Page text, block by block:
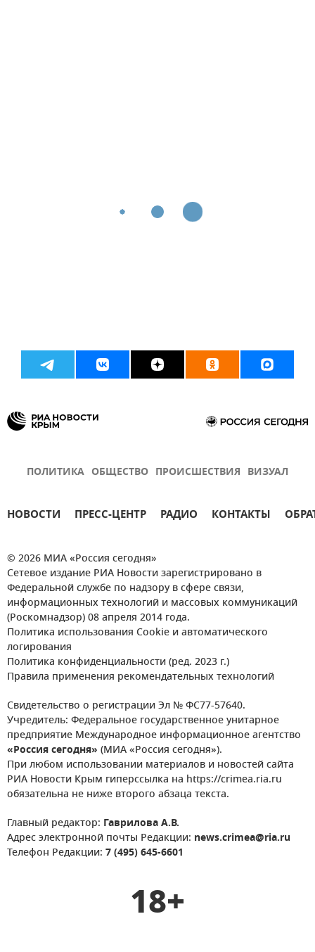
ПОЛИТИКА ОБЩЕСТВО ПРОИСШЕСТВИЯ ВИЗУАЛ
НОВОСТИ ПРЕСС-ЦЕНТР РАДИО КОНТАКТЫ
© 2026 МИА «Россия сегодня»
Сетевое издание РИА Новости зарегистрировано в
Федеральной службе по надзору в сфере связи,
информационных технологий и массовых коммуникаций
(Роскомнадзор) 08 апреля 2014 года.
Политика использования Cookie и автоматического
логирования
Политика конфиденциальности (ред. 2023 г.)
Правила применения рекомендательных технологий
Свидетельство о регистрации Эл № ФС77-57640.
Учредитель: Федеральное государственное унитарное
предприятие Международное информационное агентство
«Россия сегодня» (МИА «Россия сегодня»).
При любом использовании материалов и новостей сайта
РИА Новости Крым гиперссылка на https://crimea.ria.ru
обязательна не ниже второго абзаца текста.
Главный редактор: Гаврилова А.В.
Адрес электронной почты Редакции: news.crimea@ria.ru
Телефон Редакции: 7 (495) 645-6601
18+